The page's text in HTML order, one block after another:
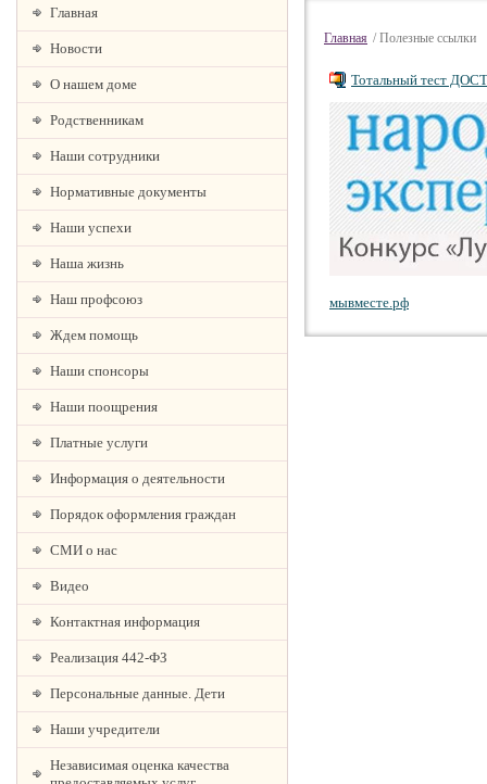
Главная
Новости
О нашем доме
Родственникам
Наши сотрудники
Нормативные документы
Наши успехи
Наша жизнь
Наш профсоюз
Ждем помощь
Наши спонсоры
Наши поощрения
Платные услуги
Информация о деятельности
Порядок оформления граждан
СМИ о нас
Видео
Контактная информация
Реализация 442-ФЗ
Персональные данные. Дети
Наши учредители
Независимая оценка качества
Главная / Полезные ссылки
Тотальный тест
мывместе.рф